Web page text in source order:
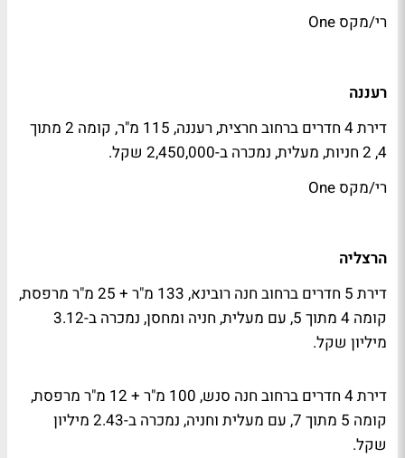
רי/מקס One
רעננה
דירת 4 חדרים ברחוב חרצית, רעננה, 115 מ"ר, קומה 2 מתוך
4, 2 חניות, מעלית, נמכרה ב-2,450,000 שקל.
רי/מקס One
הרצליה
דירת 5 חדרים ברחוב חנה רובינא, 133 מ"ר + 25 מ"ר מרפסת,
קומה 4 מתוך 5, עם מעלית, חניה ומחסן, נמכרה ב-3.12
מיליון שקל.
דירת 4 חדרים ברחוב חנה סנש, 100 מ"ר + 12 מ"ר מרפסת,
קומה 5 מתוך 7, עם מעלית וחניה, נמכרה ב-2.43 מיליון
שקל.